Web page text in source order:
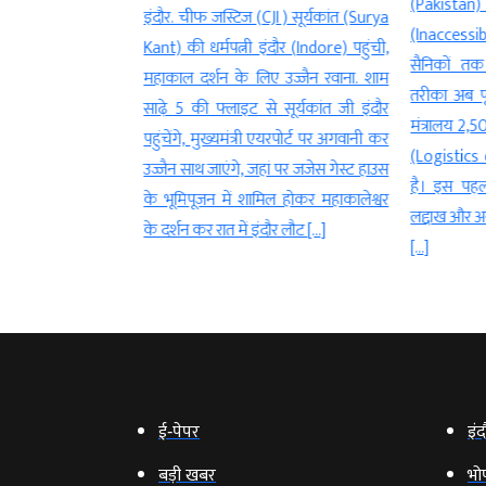
इंदौर. चीफ जस्टिज (CJI ) सूर्यकांत (Surya
Kant) की धर्मपत्नी इंदौर (Indore) पहुंची,
महाकाल दर्शन के लिए उज्जैन रवाना. शाम
साढ़े 5 की फ्लाइट से सूर्यकांत जी इंदौर
पहुंचेंगे, मुख्यमंत्री एयरपोर्ट पर अगवानी कर
उज्जैन साथ जाएंगे, जहां पर जजेस गेस्ट हाउस
के भूमिपूजन में शामिल होकर महाकालेश्वर
के दर्शन कर रात में इंदौर लौट […]
सैनिकों तक
तरीका अब
मंत्रालय
(Logistics
है। इस पहल
लद्दाख और
[…]
ई‑पेपर
बड़ी खबर